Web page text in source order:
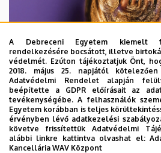
A Debreceni Egyetem kiemelt
rendelkezésére bocsátott, illetve
védelmét. Ezúton tájékoztatjuk Önt,
2018. május 25. napjától
Adatvédelmi Rendelet alapján
beépítette a GDPR előírásait az
tevékenységébe. A felhasználók
Egyetem korábban is teljes
érvényben lévő adatkezelési
követve frissítettük Adatvédelmi
alábbi linkre kattintva olvashat el:
Kancellária WAV Központ